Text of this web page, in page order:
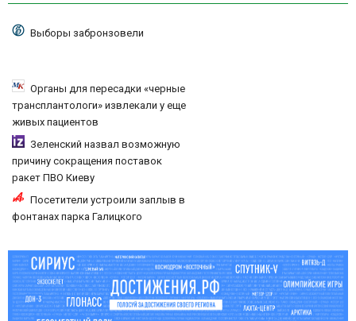
Выборы забронзовели
Органы для пересадки «черные
трансплантологи» извлекали у еще
живых пациентов
Зеленский назвал возможную
причину сокращения поставок
ракет ПВО Киеву
Посетители устроили заплыв в
фонтанах парка Галицкого